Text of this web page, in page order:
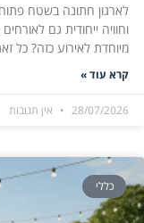
לארגון חתונה בשטח
וחוויה ייחודית גם
מיוחדת לאירוע כזה? כל
קרא עוד »
28/07/2026 אין תגובות
כללי